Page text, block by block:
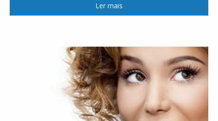
Ler mais